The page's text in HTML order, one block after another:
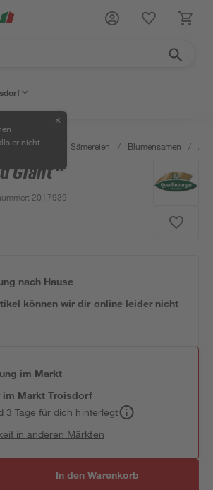
er nicht
✕
/ Pflanzen Sämereien / Blumensamen /
Giant"
: 2017939
nach Hause
können wir dir online leider nicht
im Markt
im MarktTroisdorf
3 Tage für dich hinterlegt
in anderen Märkten
In den Warenkorb